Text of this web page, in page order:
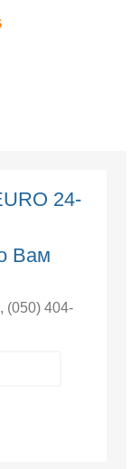
24-
Вам
, (050) 404-